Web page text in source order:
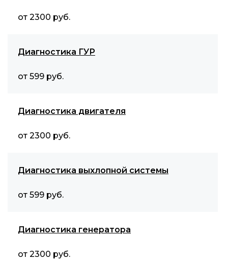
от 2300 руб.
Диагностика ГУР
от 599 руб.
Диагностика двигателя
от 2300 руб.
Диагностика выхлопной системы
от 599 руб.
Диагностика генератора
от 2300 руб.